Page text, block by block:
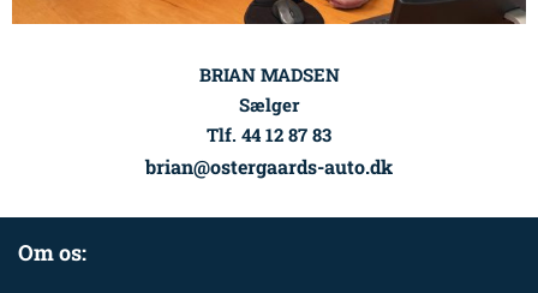
BRIAN MADSEN
Sælger
Tlf. 44 12 87 83
brian@ostergaards-auto.dk
Om os: